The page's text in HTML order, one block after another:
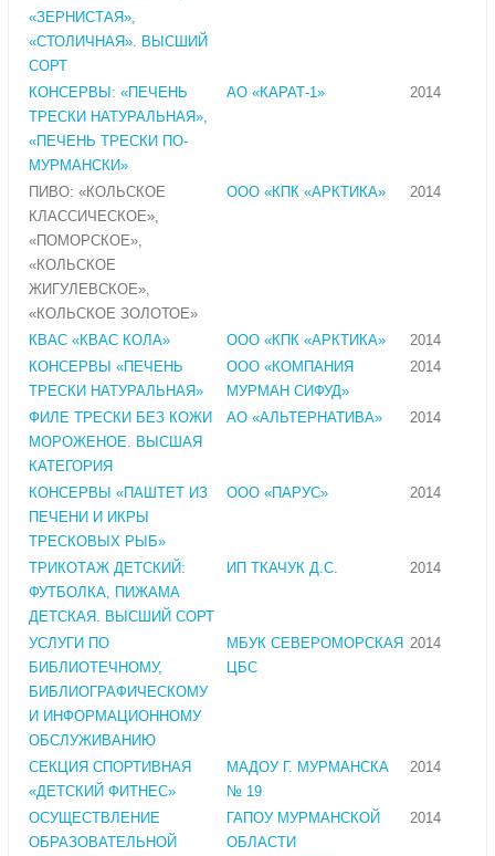
«ЗЕРНИСТАЯ»,
«СТОЛИЧНАЯ». ВЫСШИЙ
СОРТ
КОНСЕРВЫ: «ПЕЧЕНЬ
ТРЕСКИ НАТУРАЛЬНАЯ»,
«ПЕЧЕНЬ ТРЕСКИ ПО-
МУРМАНСКИ»
АО «КАРАТ-1» 2014
ПИВО: «КОЛЬСКОЕ
КЛАССИЧЕСКОЕ»,
«ПОМОРСКОЕ»,
«КОЛЬСКОЕ
ЖИГУЛЕВСКОЕ»,
«КОЛЬСКОЕ ЗОЛОТОЕ»
ООО «КПК «АРКТИКА» 2014
КВАС «КВАС КОЛА» ООО «КПК «АРКТИКА»
2014
КОНСЕРВЫ «ПЕЧЕНЬ
ТРЕСКИ НАТУРАЛЬНАЯ»
ООО «КОМПАНИЯ
МУРМАН СИФУД»
2014
ФИЛЕ ТРЕСКИ БЕЗ КОЖИ
МОРОЖЕНОЕ. ВЫСШАЯ
КАТЕГОРИЯ
АО «АЛЬТЕРНАТИВА» 2014
КОНСЕРВЫ «ПАШТЕТ ИЗ
ПЕЧЕНИ И ИКРЫ
ТРЕСКОВЫХ РЫБ»
ООО «ПАРУС» 2014
ТРИКОТАЖ ДЕТСКИЙ:
ФУТБОЛКА, ПИЖАМА
ДЕТСКАЯ. ВЫСШИЙ СОРТ
ИП ТКАЧУК Д.С. 2014
УСЛУГИ ПО
БИБЛИОТЕЧНОМУ,
БИБЛИОГРАФИЧЕСКОМУ
И ИНФОРМАЦИОННОМУ
ОБСЛУЖИВАНИЮ
МБУК СЕВЕРОМОРСКАЯ
ЦБС
2014
СЕКЦИЯ СПОРТИВНАЯ
«ДЕТСКИЙ ФИТНЕС»
МАДОУ Г. МУРМАНСКА
№ 19
2014
ОСУЩЕСТВЛЕНИЕ
ОБРАЗОВАТЕЛЬНОЙ
ГАПОУ МУРМАНСКОЙ
ОБЛАСТИ
2014